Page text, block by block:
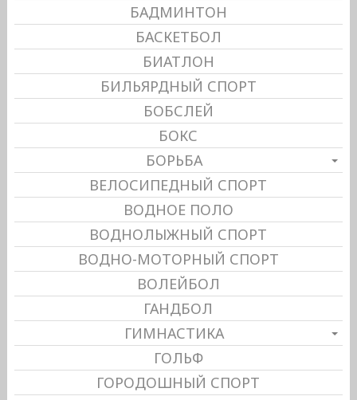
БАДМИНТОН
БАСКЕТБОЛ
БИАТЛОН
БИЛЬЯРДНЫЙ СПОРТ
БОБСЛЕЙ
БОКС
БОРЬБА
ВЕЛОСИПЕДНЫЙ СПОРТ
ВОДНОЕ ПОЛО
ВОДНОЛЫЖНЫЙ СПОРТ
ВОДНО-МОТОРНЫЙ СПОРТ
ВОЛЕЙБОЛ
ГАНДБОЛ
ГИМНАСТИКА
ГОЛЬФ
ГОРОДОШНЫЙ СПОРТ